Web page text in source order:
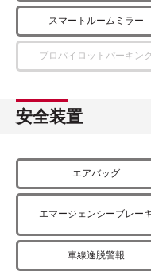
スマートルームミラー
プロパイロットパーキン
安全装置
エアバッグ
エマージェンシーブレー
車線逸脱警報